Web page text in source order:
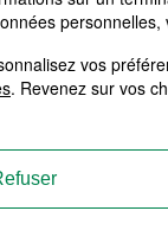
vos
. Revenez sur vos